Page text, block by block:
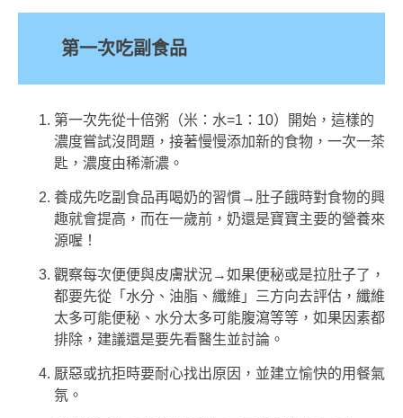
第一次吃副食品
第一次先從十倍粥（米：水=1：10）開始，這樣的
濃度嘗試沒問題，接著慢慢添加新的食物，一次一茶
匙，濃度由稀漸濃。
養成先吃副食品再喝奶的習慣→肚子餓時對食物的興
趣就會提高，而在一歲前，奶還是寶寶主要的營養來
源喔！
觀察每次便便與皮膚狀況→如果便秘或是拉肚子了，
都要先從「水分、油脂、纖維」三方向去評估，纖維
太多可能便秘、水分太多可能腹瀉等等，如果因素都
排除，建議還是要先看醫生並討論。
厭惡或抗拒時要耐心找出原因，並建立愉快的用餐氣
氛。